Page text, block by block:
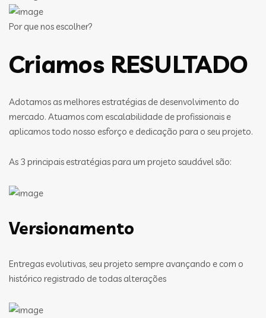
Por que nos escolher?
Criamos RESULTADO
Adotamos as melhores estratégias de desenvolvimento do
mercado. Atuamos com escalabilidade de profissionais e
aplicamos todo nosso esforço e dedicação para o seu projeto.
As 3 principais estratégias para um projeto saudável são:
Versionamento
Entregas evolutivas, seu projeto sempre avançando e com o
histórico registrado de todas alterações